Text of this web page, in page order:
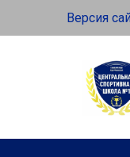
Версия